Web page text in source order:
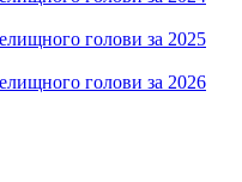
голови за 2025
голови за 2026